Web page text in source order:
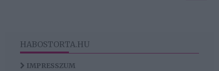
HABOSTORTA.HU
IMPRESSZUM